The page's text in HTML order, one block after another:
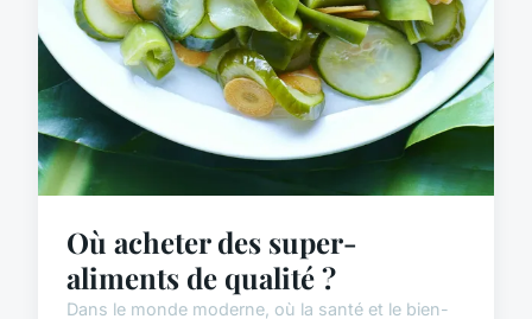
Où acheter des super-
aliments de qualité ?
Dans le monde moderne, où la santé et le bien-